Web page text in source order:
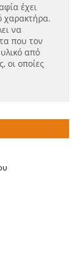
έχει
χαρακτήρα.
να
που τον
από
οι οποίες